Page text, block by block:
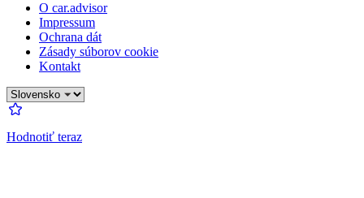
O car.advisor
Impressum
Ochrana dát
Zásady súborov cookie
Kontakt
Hodnotiť teraz